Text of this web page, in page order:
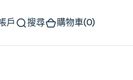
戶 搜尋 購物車(0)